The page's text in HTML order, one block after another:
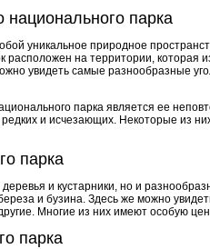
национального парка
уникальное природное
расположен на территории, которая
увидеть самые разнообразные
парка является ее
и исчезающих. Некоторые из
парка
и кустарники, но и
и бузина. Здесь же можно
Многие из них имеют особую
парка